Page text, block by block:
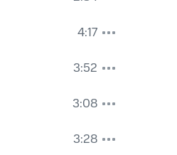
4:17
3:52
3:08
3:28